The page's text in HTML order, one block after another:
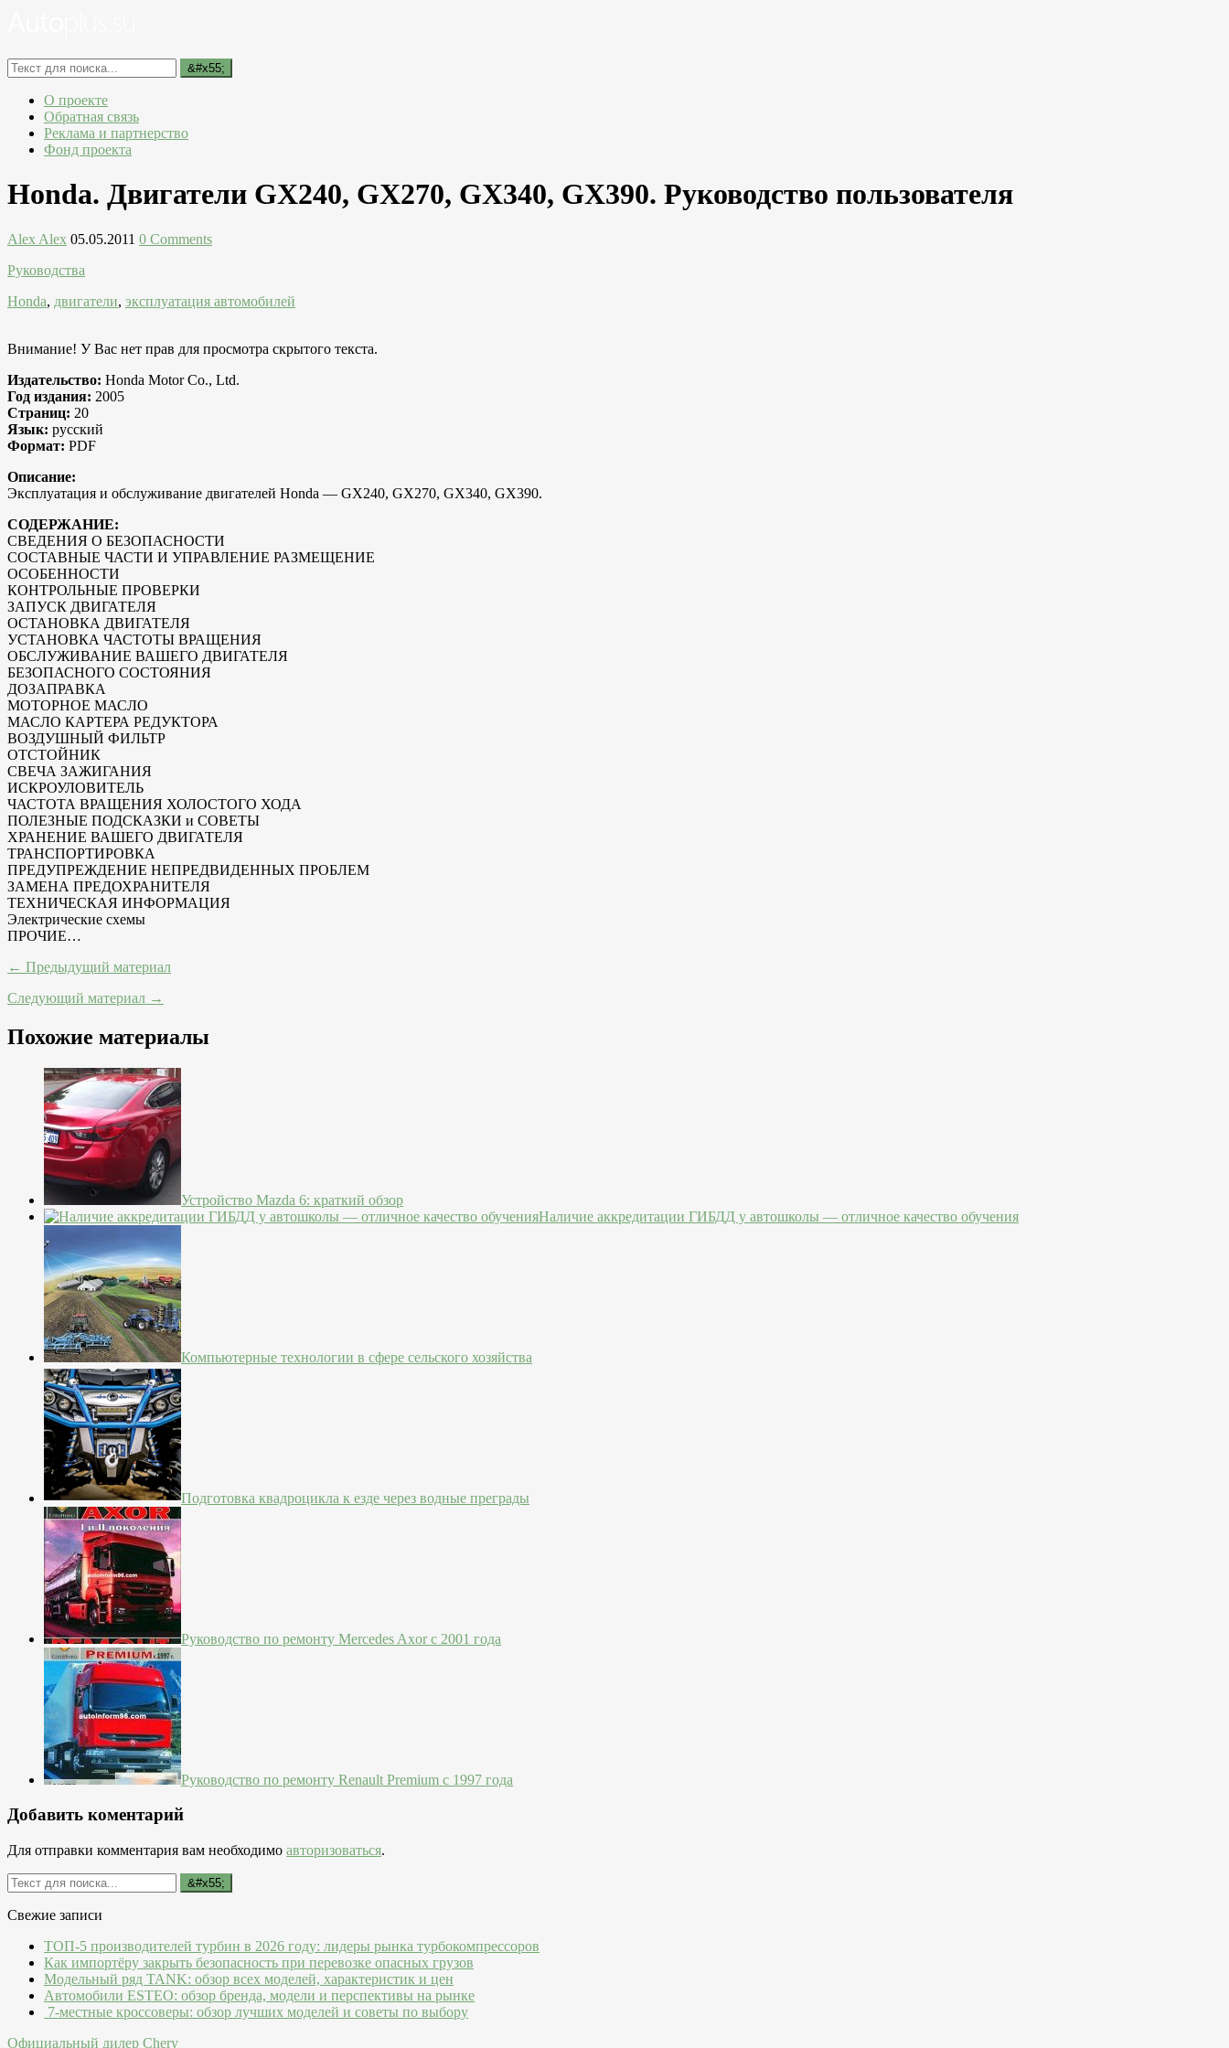
О проекте
Обратная связь
Реклама и партнерство
Фонд проекта
Honda. Двигатели GX240, GX270, GX340, GX390. Руководство пользователя
Alex Alex 05.05.2011 0 Comments
Руководства
Honda, двигатели, эксплуатация автомобилей
Внимание! У Вас нет прав для просмотра скрытого текста.
Издательство: Honda Motor Co., Ltd.
Год издания: 2005
Страниц: 20
Язык: русский
Формат: PDF
Описание:
Эксплуатация и обслуживание двигателей Honda — GX240, GX270, GX340, GX390.
СОДЕРЖАНИЕ:
СВЕДЕНИЯ О БЕЗОПАСНОСТИ
СОСТАВНЫЕ ЧАСТИ И УПРАВЛЕНИЕ РАЗМЕЩЕНИЕ
ОСОБЕННОСТИ
КОНТРОЛЬНЫЕ ПРОВЕРКИ
ЗАПУСК ДВИГАТЕЛЯ
ОСТАНОВКА ДВИГАТЕЛЯ
УСТАНОВКА ЧАСТОТЫ ВРАЩЕНИЯ
ОБСЛУЖИВАНИЕ ВАШЕГО ДВИГАТЕЛЯ
БЕЗОПАСНОГО СОСТОЯНИЯ
ДОЗАПРАВКА
МОТОРНОЕ МАСЛО
МАСЛО КАРТЕРА РЕДУКТОРА
ВОЗДУШНЫЙ ФИЛЬТР
ОТСТОЙНИК
СВЕЧА ЗАЖИГАНИЯ
ИСКРОУЛОВИТЕЛЬ
ЧАСТОТА ВРАЩЕНИЯ ХОЛОСТОГО ХОДА
ПОЛЕЗНЫЕ ПОДСКАЗКИ и СОВЕТЫ
ХРАНЕНИЕ ВАШЕГО ДВИГАТЕЛЯ
ТРАНСПОРТИРОВКА
ПРЕДУПРЕЖДЕНИЕ НЕПРЕДВИДЕННЫХ ПРОБЛЕМ
ЗАМЕНА ПРЕДОХРАНИТЕЛЯ
ТЕХНИЧЕСКАЯ ИНФОРМАЦИЯ
Электрические схемы
ПРОЧИЕ…
← Предыдущий материал
Следующий материал →
Похожие материалы
Устройство Mazda 6: краткий обзор
Наличие аккредитации ГИБДД у автошколы — отличное качество обучения
Компьютерные технологии в сфере сельского хозяйства
Подготовка квадроцикла к езде через водные преграды
Руководство по ремонту Mercedes Axor с 2001 года
Руководство по ремонту Renault Premium с 1997 года
Добавить коментарий
Для отправки комментария вам необходимо авторизоваться.
Свежие записи
ТОП-5 производителей турбин в 2026 году: лидеры рынка турбокомпрессоров
Как импортёру закрыть безопасность при перевозке опасных грузов
Модельный ряд TANK: обзор всех моделей, характеристик и цен
Автомобили ESTEO: обзор бренда, модели и перспективы на рынке
7-местные кроссоверы: обзор лучших моделей и советы по выбору
Официальный дилер Chery